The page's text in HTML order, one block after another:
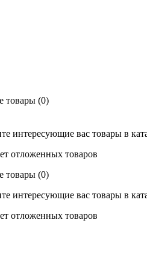
товары (0)
интересующие вас товары в
отложенных товаров
товары (0)
интересующие вас товары в
отложенных товаров